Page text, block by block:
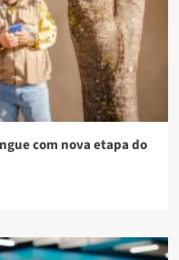
com nova etapa do